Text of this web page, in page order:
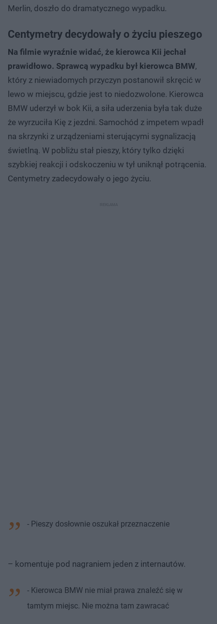
Merlin, doszło do dramatycznego wypadku.
Centymetry decydowały o życiu pieszego
Na filmie wyraźnie widać, że kierowca Kii jechał
prawidłowo. Sprawcą wypadku był kierowca BMW,
który z niewiadomych przyczyn postanowił skręcić w
lewo w miejscu, gdzie jest to niedozwolone. Kierowca
BMW uderzył w bok Kii, a siła uderzenia była tak duże
że wyrzuciła Kię z jezdni. Samochód z impetem wpadł
na skrzynki z urządzeniami sterującymi sygnalizacją
świetlną. W pobliżu stał pieszy, który tylko dzięki
szybkiej reakcji i odskoczeniu w tył uniknął potrącenia.
Centymetry zadecydowały o jego życiu.
- Pieszy dosłownie oszukał przeznaczenie
– komentuje pod nagraniem jeden z internautów.
- Kierowca BMW nie miał prawa znaleźć się w
tamtym miejsc. Nie można tam zawracać